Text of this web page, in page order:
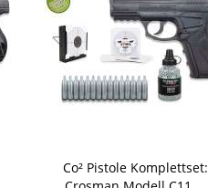
Co² Pistole Komplettset: